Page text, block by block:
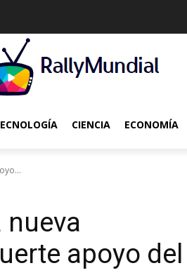
CIENCIA ECONOMÍA
nueva
apoyo del